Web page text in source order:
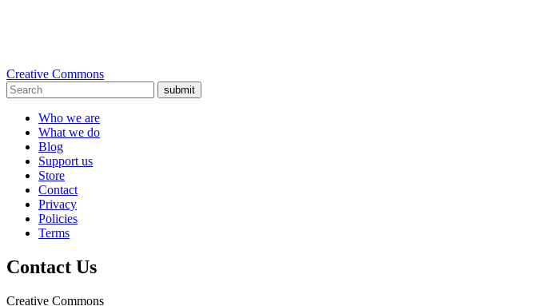
Creative Commons
submit
Who we are
What we do
Blog
Support us
Store
Contact
Privacy
Policies
Terms
Contact Us
Creative Commons